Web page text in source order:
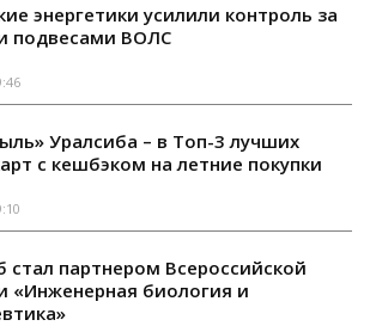
энергетики усилили контроль за
подвесами ВОЛС
Уралсиба – в Топ-3 лучших
с кешбэком на летние покупки
стал партнером Всероссийской
«Инженерная биология и